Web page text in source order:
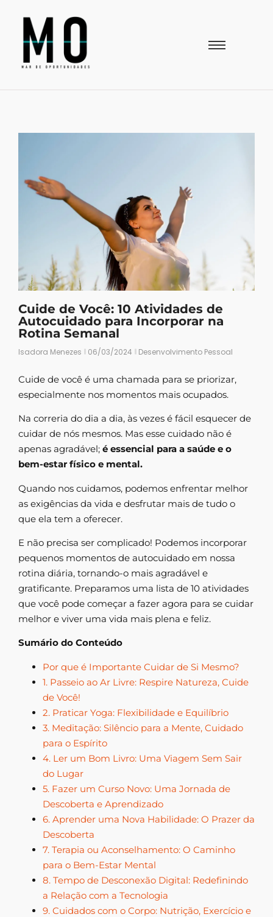
Cuide de Você: 10 Atividades de
Autocuidado para Incorporar na
Rotina Semanal
Isadora Menezes 06/03/2024 Desenvolvimento Pessoal
Cuide de você é uma chamada para se priorizar,
especialmente nos momentos mais ocupados.
Na correria do dia a dia, às vezes é fácil esquecer de
cuidar de nós mesmos. Mas esse cuidado não é
apenas agradável; é essencial para a saúde e o
bem-estar físico e mental.
Quando nos cuidamos, podemos enfrentar melhor
as exigências da vida e desfrutar mais de tudo o
que ela tem a oferecer.
E não precisa ser complicado! Podemos incorporar
pequenos momentos de autocuidado em nossa
rotina diária, tornando-o mais agradável e
gratificante. Preparamos uma lista de 10 atividades
que você pode começar a fazer agora para se cuidar
melhor e viver uma vida mais plena e feliz.
Sumário do Conteúdo
Por que é Importante Cuidar de Si Mesmo?
1. Passeio ao Ar Livre: Respire Natureza, Cuide
de Você!
2. Praticar Yoga: Flexibilidade e Equilíbrio
3. Meditação: Silêncio para a Mente, Cuidado
para o Espírito
4. Ler um Bom Livro: Uma Viagem Sem Sair
do Lugar
5. Fazer um Curso Novo: Uma Jornada de
Descoberta e Aprendizado
6. Aprender uma Nova Habilidade: O Prazer da
Descoberta
7. Terapia ou Aconselhamento: O Caminho
para o Bem-Estar Mental
8. Tempo de Desconexão Digital: Redefinindo
a Relação com a Tecnologia
9. Cuidados com o Corpo: Nutrição, Exercício e